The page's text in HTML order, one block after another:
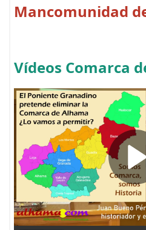
Mancomunidad
Vídeos Comarca